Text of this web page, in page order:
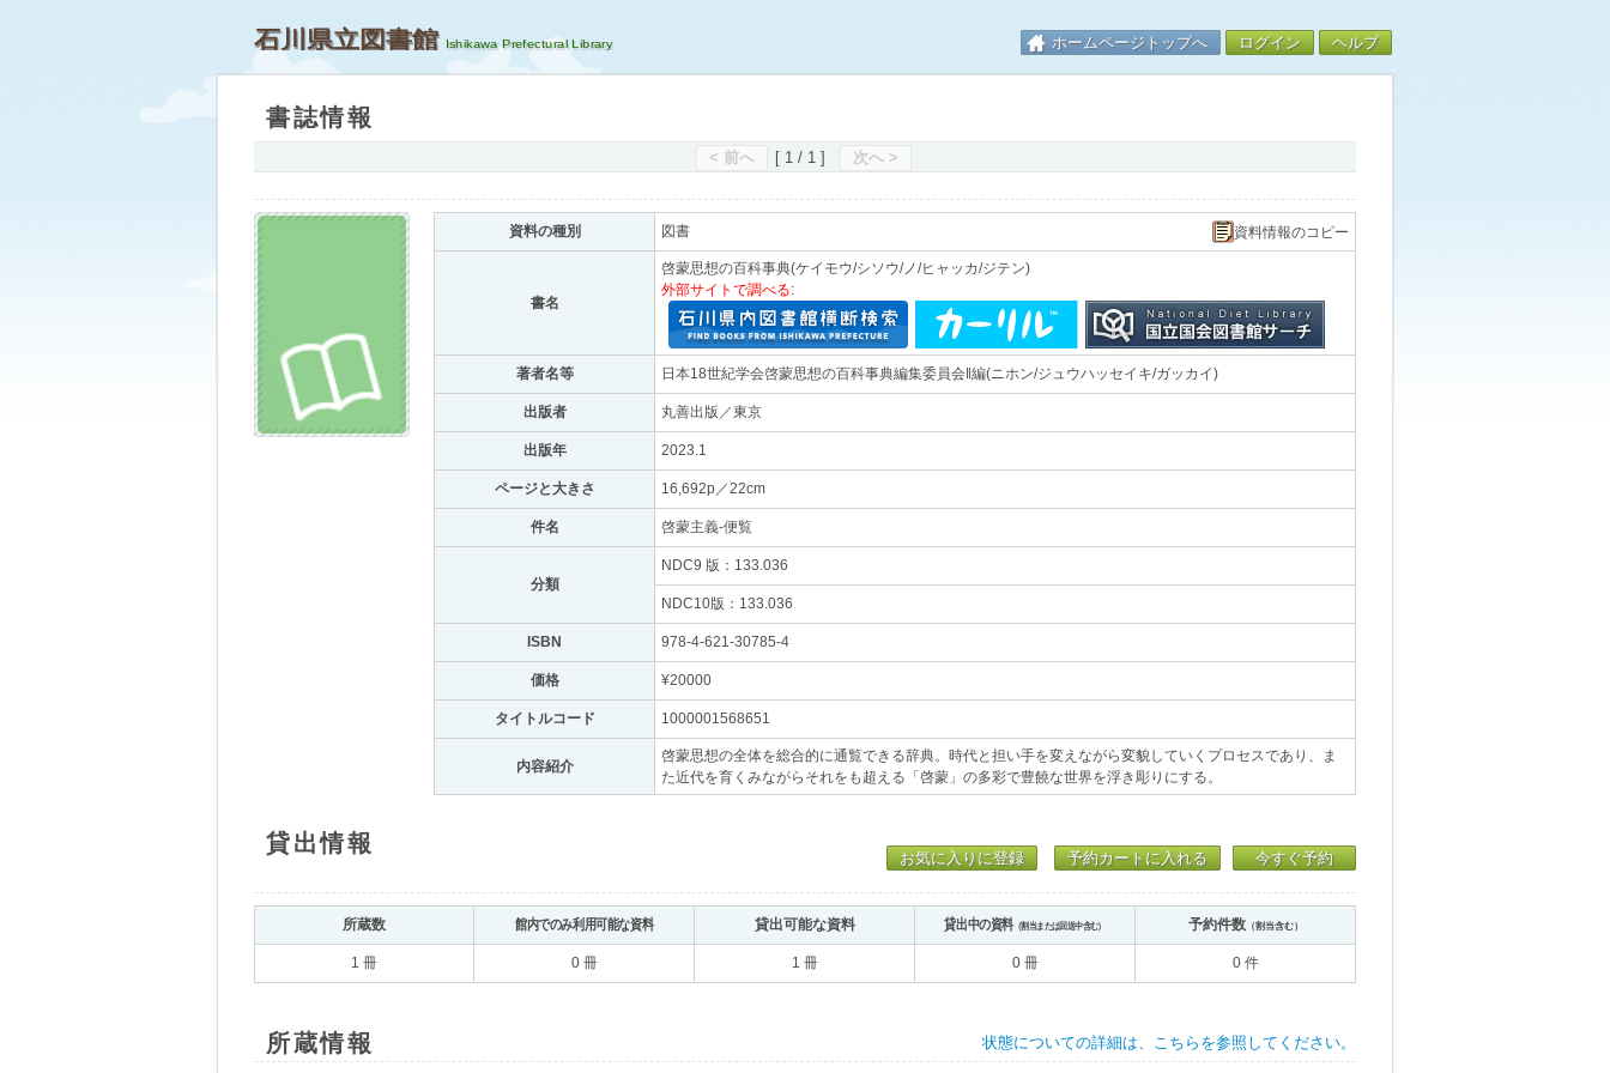
石川県立図書館 ホームページトップへ ログイン ヘルプ
書誌情報
< 前へ [ 1 / 1 ] 次へ >
資料の種別 図書 資料情報のコピー
書名
啓蒙思想の百科事典(ケイモウ/シソウ/ノ/ヒャッカ/ジテン)
外部サイトで調べる:
著者名等 日本18世紀学会啓蒙思想の百科事典編集委員会‖編(ニホン/ジュウハッセイキ/ガッカイ)
出版者 丸善出版／東京
出版年 2023.1
ページと大きさ 16,692p／22cm
件名 啓蒙主義-便覧
分類
NDC9 版：133.036
NDC10版：133.036
ISBN 978-4-621-30785-4
価格 ¥20000
タイトルコード 1000001568651
内容紹介
啓蒙思想の全体を総合的に通覧できる辞典。時代と担い手を変えながら変貌していくプロセスであり、ま
た近代を育くみながらそれをも超える「啓蒙」の多彩で豊饒な世界を浮き彫りにする。
貸出情報
お気に入りに登録 予約カートに入れる 今すぐ予約
所蔵数 館内でのみ利用可能な資料 貸出可能な資料 貸出中の資料（割当または回送中含む） 予約件数（割当含む）
1 冊 0 冊 1 冊 0 冊 0 件
所蔵情報 状態についての詳細は、こちらを参照してください。